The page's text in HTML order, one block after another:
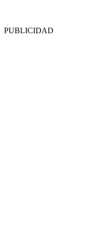
PUBLICIDAD